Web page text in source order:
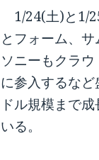
1/24(土)と1/
とフォーム、
ソニーもクラウ
に参入するな
ドル規模まで
いる。